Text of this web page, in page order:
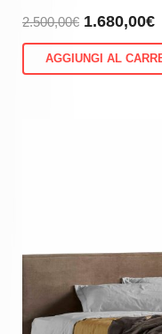
2.500,00€ Il
prezzo
originale
1.680,00€Il
AGGIUNGI AL